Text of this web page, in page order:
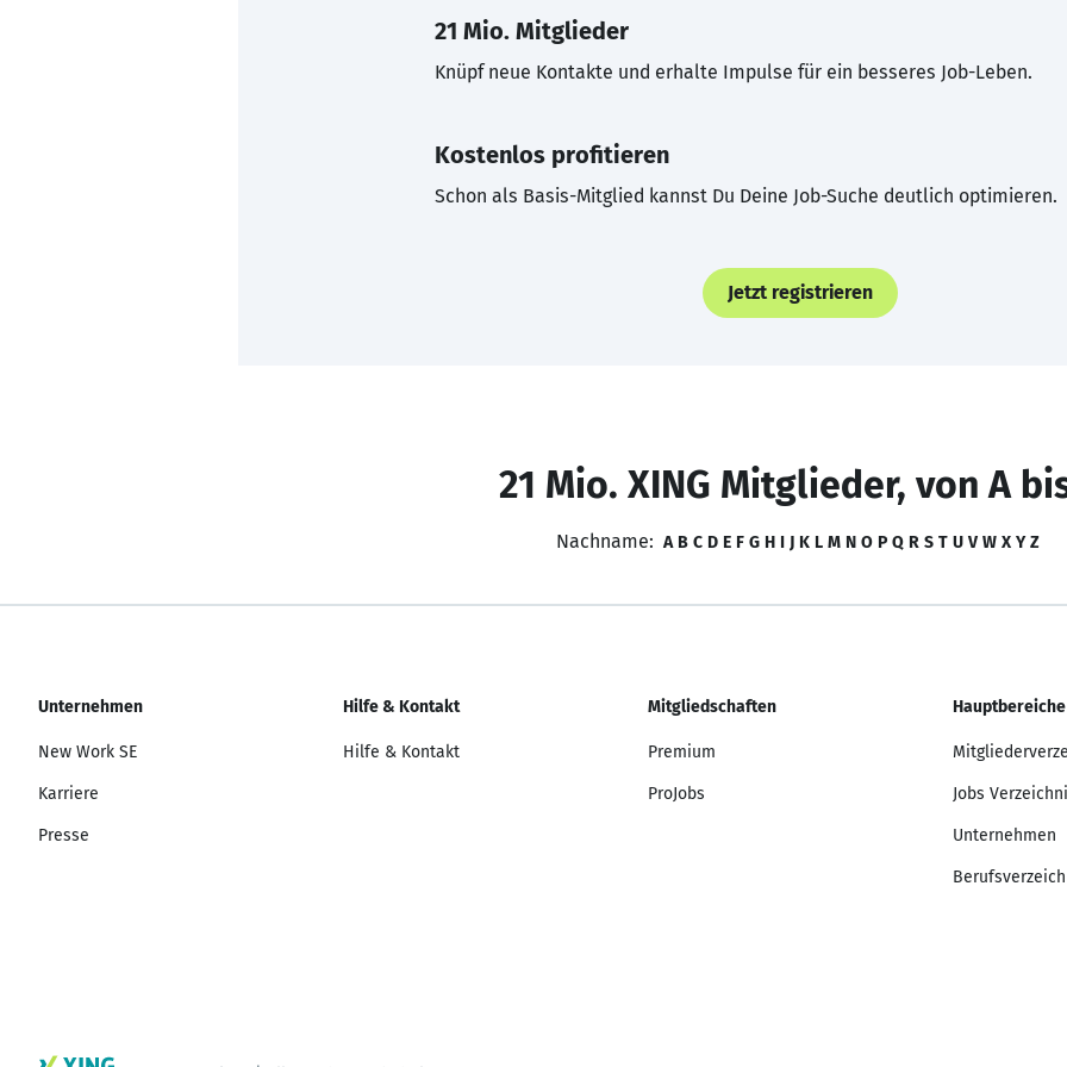
21 Mio. Mitglieder
Knüpf neue Kontakte und erhalte Impulse für ein besseres Job-Leben.
Kostenlos profitieren
Schon als Basis-Mitglied kannst Du Deine Job-Suche deutlich optimieren.
Jetzt registrieren
21 Mio. XING Mitglieder, von A
Nachname: A B C D E F G H I J K L M N O P Q R S T U V W X Y Z
Unternehmen
New Work SE
Karriere
Presse
Hilfe & Kontakt
Hilfe & Kontakt
Mitgliedschaften
Premium
ProJobs
Hauptbereiche
Jobs
Unternehmen